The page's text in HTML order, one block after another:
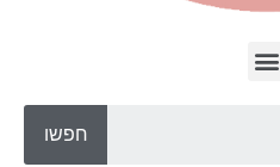
חפשו